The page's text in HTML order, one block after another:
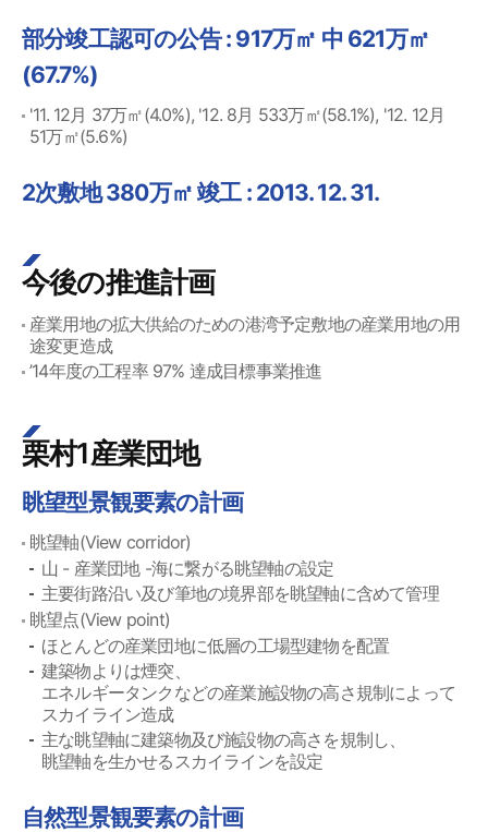
部分竣工認可の公告 : 917万㎡ 中 621万㎡
(67.7%)
'11. 12月 37万㎡(4.0%), '12. 8月 533万㎡(58.1%), '12. 12月
51万㎡(5.6%)
2次敷地 380万㎡ 竣工 : 2013. 12. 31.
今後の推進計画
産業用地の拡大供給のための港湾予定敷地の産業用地の用
途変更造成
’14年度の工程率 97% 達成目標事業推進
栗村1産業団地
眺望型景観要素の計画
眺望軸(View corridor)
山 - 産業団地 -海に繋がる眺望軸の設定
主要街路沿い及び筆地の境界部を眺望軸に含めて管理
眺望点(View point)
ほとんどの産業団地に低層の工場型建物を配置
建築物よりは煙突、
エネルギータンクなどの産業施設物の高さ規制によって
スカイライン造成
主な眺望軸に建築物及び施設物の高さを規制し、
眺望軸を生かせるスカイラインを設定
自然型景観要素の計画